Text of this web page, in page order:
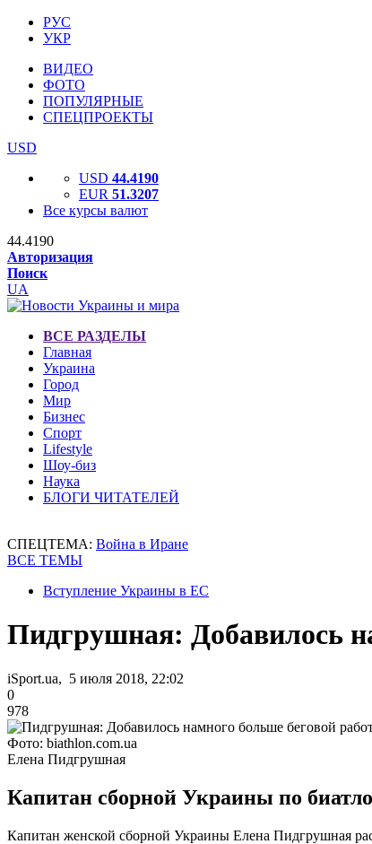
РУС
УКР
ВИДЕО
ФОТО
ПОПУЛЯРНЫЕ
СПЕЦПРОЕКТЫ
USD
USD 44.4190
EUR 51.3207
Все курсы валют
44.4190
Авторизация
Поиск
UA
ВСЕ РАЗДЕЛЫ
Главная
Украина
Город
Мир
Бизнес
Спорт
Lifestyle
Шоу-биз
Наука
БЛОГИ ЧИТАТЕЛЕЙ
СПЕЦТЕМА: Война в Иране
ВСЕ ТЕМЫ
Вступление Украины в ЕС
Пидгрушная: Добавилось
iSport.ua, 5 июля 2018, 22:02
0
978
Фото: biathlon.com.ua
Елена Пидгрушная
Капитан сборной Украины по
Капитан женской сборной Украины Елена Пидгрушная